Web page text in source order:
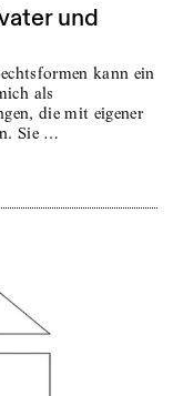
und
kann ein
als
die mit eigener
Sie …